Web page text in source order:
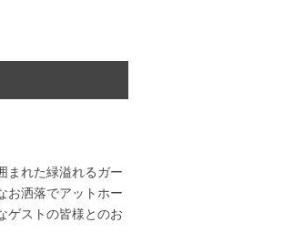
まれた緑溢れるガー
お洒落でアットホー
ゲストの皆様とのお